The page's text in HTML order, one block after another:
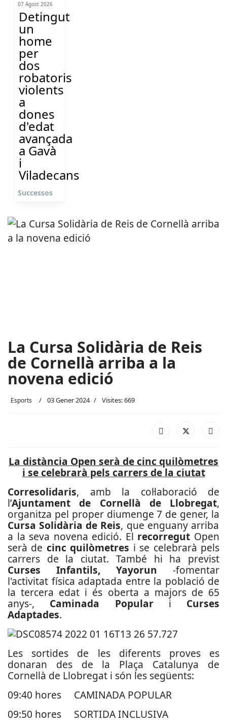
07 Agost 2026
Detingut
un
home
per
dos
robatoris
violents
a
dones
d'edat
avançada
a Gavà
i
Viladecans
Successos
La Cursa Solidària de Reis
de Cornellà arriba a la
novena edició
Esports 03 Gener 2024 Visites: 669
La distància Open serà de cinc quilòmetres
i se celebrarà pels carrers de la ciutat
Corresolidaris, amb la col·laboració de
l’Ajuntament de Cornellà de Llobregat,
organitza pel proper diumenge 7 de gener, la
Cursa Solidària de Reis, que enguany arriba
a la seva novena edició. El recorregut Open
serà de cinc quilòmetres i se celebrarà pels
carrers de la ciutat. També hi ha previst
Curses Infantils, Yayorun -fomentar
l'activitat física adaptada entre la població de
la tercera edat i és oberta a majors de 65
anys-, Caminada Populari Curses
Adaptades.
Les sortides de les diferents proves es
donaran des de la Plaça Catalunya de
Cornellà de Llobregat i són les següents:
09:40 hores CAMINADA POPULAR
09:50 hores SORTIDA INCLUSIVA